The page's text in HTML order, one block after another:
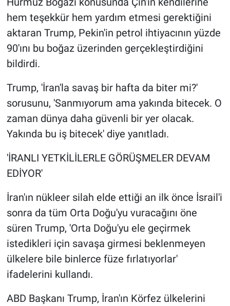
hem teşekkür hem yardım etmesi gerektiğini
aktaran Trump, Pekin'in petrol ihtiyacının yüzde
90'ını bu boğaz üzerinden gerçekleştirdiğini
bildirdi.
Trump, 'İran'la savaş bir hafta da biter mi?'
sorusunu, 'Sanmıyorum ama yakında bitecek. O
zaman dünya daha güvenli bir yer olacak.
Yakında bu iş bitecek' diye yanıtladı.
'İRANLI YETKİLİLERLE GÖRÜŞMELER DEVAM
EDİYOR'
İran'ın nükleer silah elde ettiği an ilk önce İsrail'i
sonra da tüm Orta Doğu'yu vuracağını öne
süren Trump, 'Orta Doğu'yu ele geçirmek
istedikleri için savaşa girmesi beklenmeyen
ülkelere bile binlerce füze fırlatıyorlar'
ifadelerini kullandı.
ABD Başkanı Trump, İran'ın Körfez ülkelerini
Spor
Teknoloji
Türkiye'nin Geleceği
Türkiye'nin Gündemi
Yerel Gündem
Yerel Yaşam
Canlı Yayın